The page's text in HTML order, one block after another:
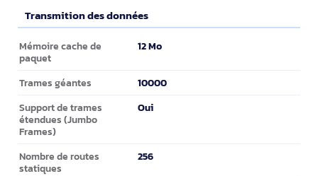
Transmition des données
Transmition des données
Mémoire cache de
paquet
12 Mo
Trames géantes 10000
Support de trames
étendues (Jumbo
Frames)
Oui
Nombre de routes
statiques
256